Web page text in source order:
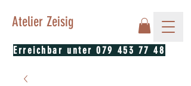
Erreichbar unter079 453 77 48
Atelier Zeisig